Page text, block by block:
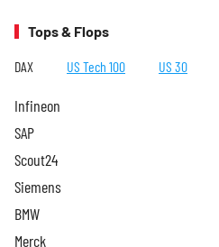
Tops & Flops
DAX US Tech 100 US 30
Infineon
SAP
Scout24
Siemens
BMW
Merck